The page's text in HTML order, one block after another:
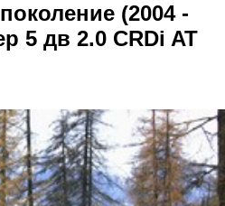
(2004 -
5 дв 2.0 CRDi AT